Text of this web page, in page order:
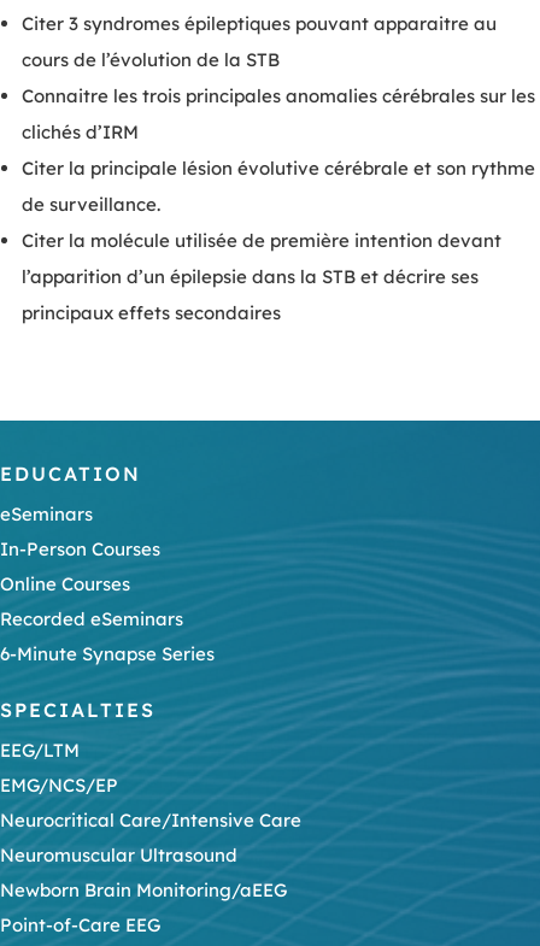
Citer 3 syndromes épileptiques pouvant apparaitre au
cours de l’évolution de la STB
Connaitre les trois principales anomalies cérébrales sur les
clichés d’IRM
Citer la principale lésion évolutive cérébrale et son rythme
de surveillance.
Citer la molécule utilisée de première intention devant
l’apparition d’un épilepsie dans la STB et décrire ses
principaux effets secondaires
EDUCATION
eSeminars
In-Person Courses
Online Courses
Recorded eSeminars
6-Minute Synapse Series
SPECIALTIES
EEG/LTM
EMG/NCS/EP
Neurocritical Care/Intensive Care
Neuromuscular Ultrasound
Newborn Brain Monitoring/aEEG
Point-of-Care EEG